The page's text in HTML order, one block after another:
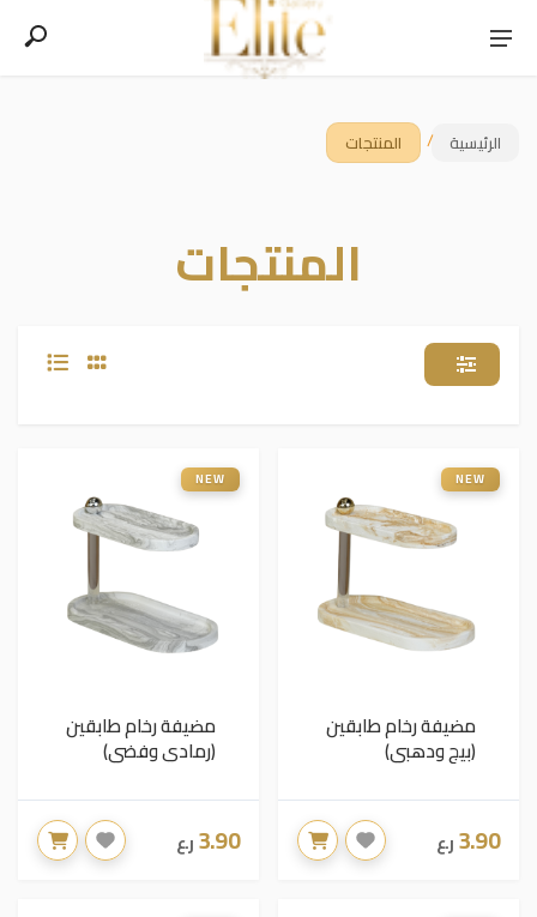
الرئيسية / المنتجات
المنتجات
NEW
مضيفة رخام طابقين
(بيج ودهبي)
3.90ر.ع
NEW
مضيفة رخام طابقين
(رمادي وفضي)
3.90ر.ع